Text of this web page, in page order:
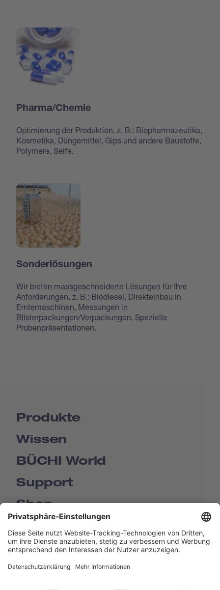
Pharma/Chemie
Optimierung der Produktion, z. B.: Biopharmazeutika,
Kosmetika, Düngemittel, Gips und andere Baustoffe,
Polymere, Seife.
Sonderlösungen
Wir bieten massgeschneiderte Lösungen für Ihre
Anforderungen, z. B.: Biodiesel, Direkteinbau in
Erntemaschinen, Messungen in
Blisterpackungen/Verpackungen, Spezielle
Probenpräsentationen.
Produkte
Wissen
BÜCHI World
Support
Shop
Contact us